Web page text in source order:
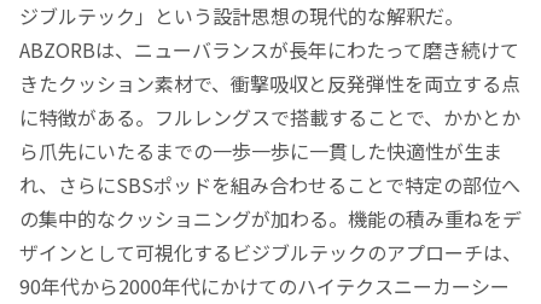
ジブルテック」という設計思想の現代的な解釈だ。
ABZORBは、ニューバランスが長年にわたって磨き続けて
きたクッション素材で、衝撃吸収と反発弾性を両立する点
に特徴がある。フルレングスで搭載することで、かかとか
ら爪先にいたるまでの一歩一歩に一貫した快適性が生ま
れ、さらにSBSポッドを組み合わせることで特定の部位へ
の集中的なクッショニングが加わる。機能の積み重ねをデ
ザインとして可視化するビジブルテックのアプローチは、
90年代から2000年代にかけてのハイテクスニーカーシー